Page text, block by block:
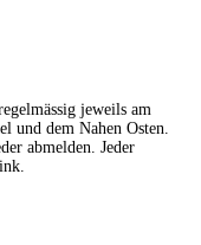
jeweils am
und dem Nahen Osten.
abmelden. Jeder